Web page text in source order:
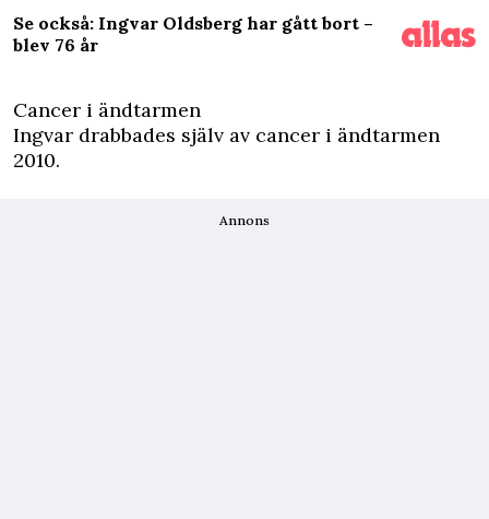
Se också: Ingvar Oldsberg har gått bort –
blev 76 år
Cancer i ändtarmen
Ingvar drabbades själv av cancer i ändtarmen
2010.
Annons